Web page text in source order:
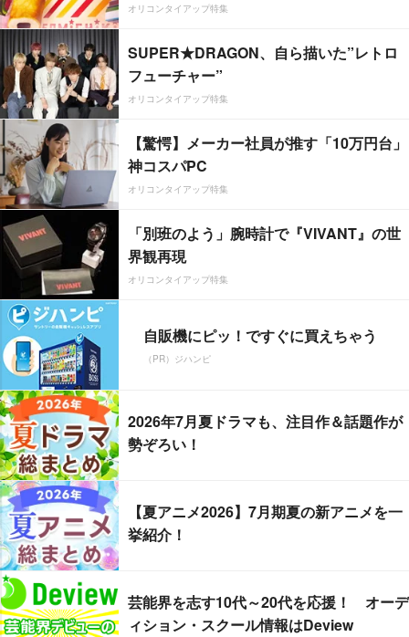
オリコンタイアップ特集
SUPER★DRAGON、自ら描いた”レトロ
フューチャー”
オリコンタイアップ特集
【驚愕】メーカー社員が推す「10万円台」
神コスパPC
オリコンタイアップ特集
「別班のよう」腕時計で『VIVANT』の世
界観再現
オリコンタイアップ特集
自販機にピッ！ですぐに買えちゃう
（PR）ジハンピ
2026年7月夏ドラマも、注目作＆話題作が
勢ぞろい！
【夏アニメ2026】7月期夏の新アニメを一
挙紹介！
芸能界を志す10代～20代を応援！ オーデ
ィション・スクール情報はDeview